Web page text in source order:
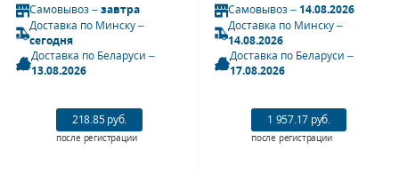
Самовывоз –завтра
Доставка по Минску –
сегодня
Доставка по Беларуси –
13.08.2026
218.85 руб.
после регистрации
Самовывоз –14.08.2026
Доставка по Минску –
14.08.2026
Доставка по Беларуси –
17.08.2026
1 957.17 руб.
после регистрации